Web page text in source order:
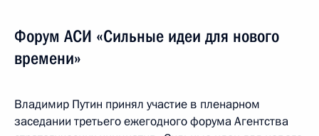
Форум АСИ «Сильные идеи для нового
времени»
Владимир Путин принял участие в пленарном
заседании третьего ежегодного форума Агентства